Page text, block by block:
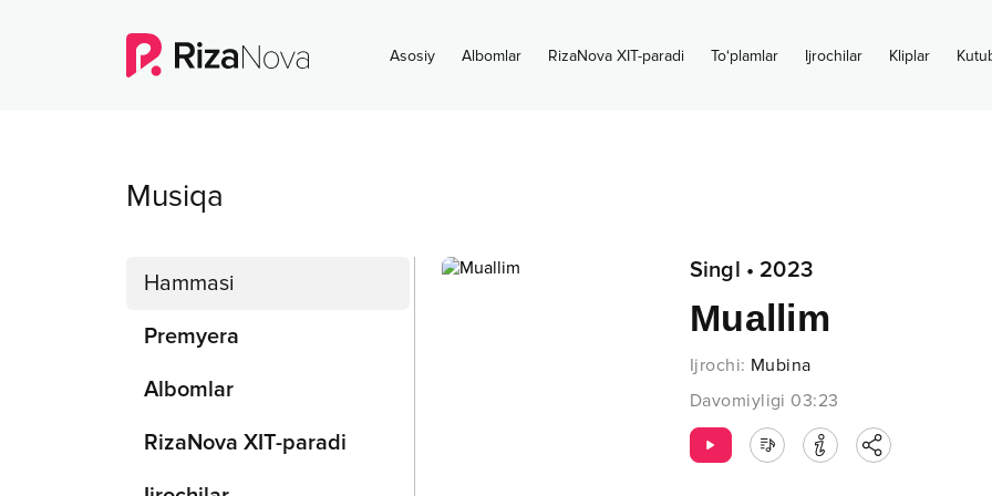
Asosiy Albomlar RizaNova XIT-paradi To‘plamlar Ijrochilar Kliplar
Musiqa
Hammasi
Premyera
Albomlar
RizaNova XIT-paradi
Singl • 2023
Muallim
Ijrochi: Mubina
Davomiyligi 03:23